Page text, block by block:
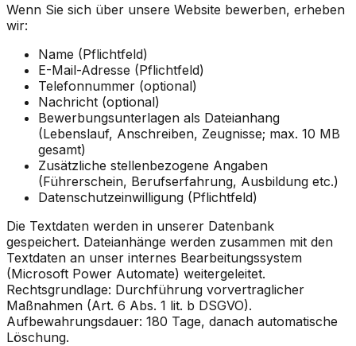
Wenn Sie sich über unsere Website bewerben, erheben
wir:
Name (Pflichtfeld)
E-Mail-Adresse (Pflichtfeld)
Telefonnummer (optional)
Nachricht (optional)
Bewerbungsunterlagen als Dateianhang
(Lebenslauf, Anschreiben, Zeugnisse; max. 10 MB
gesamt)
Zusätzliche stellenbezogene Angaben
(Führerschein, Berufserfahrung, Ausbildung etc.)
Datenschutzeinwilligung (Pflichtfeld)
Die Textdaten werden in unserer Datenbank
gespeichert. Dateianhänge werden zusammen mit den
Textdaten an unser internes Bearbeitungssystem
(Microsoft Power Automate) weitergeleitet.
Rechtsgrundlage: Durchführung vorvertraglicher
Maßnahmen (Art. 6 Abs. 1 lit. b DSGVO).
Aufbewahrungsdauer: 180 Tage, danach automatische
Löschung.